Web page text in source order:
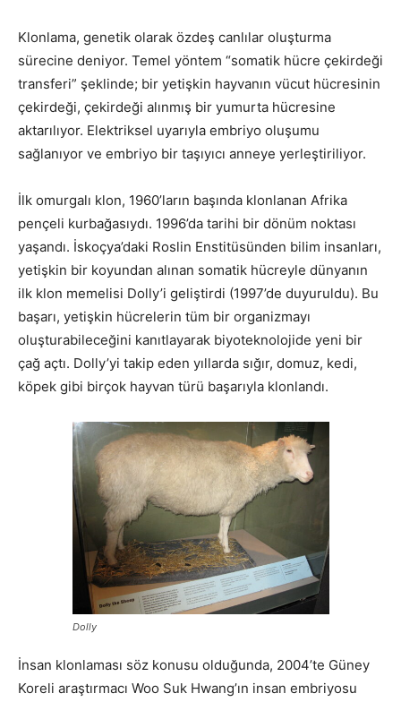
Klonlama, genetik olarak özdeş canlılar oluşturma
sürecine deniyor. Temel yöntem “somatik hücre çekirdeği
transferi” şeklinde; bir yetişkin hayvanın vücut hücresinin
çekirdeği, çekirdeği alınmış bir yumurta hücresine
aktarılıyor. Elektriksel uyarıyla embriyo oluşumu
sağlanıyor ve embriyo bir taşıyıcı anneye yerleştiriliyor.
İlk omurgalı klon, 1960’ların başında klonlanan Afrika
pençeli kurbağasıydı. 1996’da tarihi bir dönüm noktası
yaşandı. İskoçya’daki Roslin Enstitüsünden bilim insanları,
yetişkin bir koyundan alınan somatik hücreyle dünyanın
ilk klon memelisi Dolly’i geliştirdi (1997’de duyuruldu). Bu
başarı, yetişkin hücrelerin tüm bir organizmayı
oluşturabileceğini kanıtlayarak biyoteknolojide yeni bir
çağ açtı. Dolly’yi takip eden yıllarda sığır, domuz, kedi,
köpek gibi birçok hayvan türü başarıyla klonlandı.
Dolly
İnsan klonlaması söz konusu olduğunda, 2004’te Güney
Koreli araştırmacı Woo Suk Hwang’ın insan embriyosu